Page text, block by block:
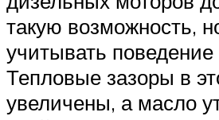
такую возможность,
учитывать поведение
Тепловые зазоры в
увеличены, а масло